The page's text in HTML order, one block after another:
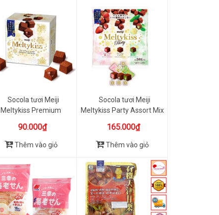
Socola tươi Meiji
Meltykiss Premium
90.000₫
Thêm vào giỏ
Socola tươi Meiji
Meltykiss Party Assort Mix
165.000₫
Thêm vào giỏ